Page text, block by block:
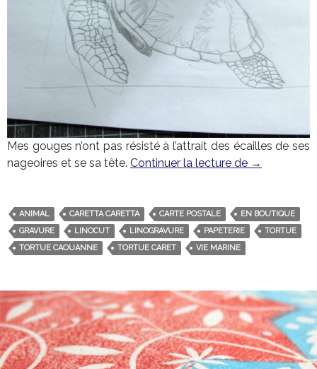
Mes gouges n’ont pas résisté à l’attrait des écailles de ses
nageoires et se sa tête. Continuer la lecture de Carte
→
ANIMAL CARETTA CARETTA CARTE POSTALE
EN BOUTIQUE
GRAVURE
LINOCUT LINOGRAVURE PAPETERIE
TORTUE
TORTUE CAOUANNE
TORTUE CARET VIE MARINE